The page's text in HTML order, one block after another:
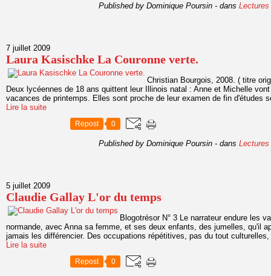
Published by Dominique Poursin - dans
7 juillet 2009
Laura Kasischke La Couronne verte.
Christian Bourgois, 2008. ( titre
Deux lycéennes de 18 ans quittent leur Illinois natal : Anne et Michelle
vacances de printemps. Elles sont proche de leur examen de fin d'études
Lire la suite
Repost 0
Published by Dominique Poursin - dans
5 juillet 2009
Claudie Gallay L'or du temps
Blogotrésor N° 3 Le narrateur endure les
normande, avec Anna sa femme, et ses deux enfants, des jumelles, qu'il
jamais les différencier. Des occupations répétitives, pas du tout
Lire la suite
Repost 0